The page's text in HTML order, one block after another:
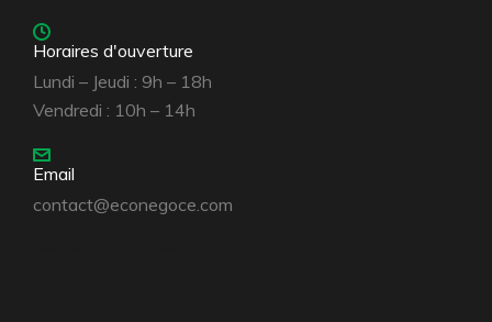
Horaires d'ouverture
Lundi – Jeudi : 9h – 18h
Vendredi : 10h – 14h
Email
contact@econegoce.com